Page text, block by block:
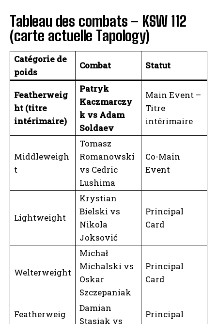
Tableau des combats – KSW 112
(carte actuelle Tapology)
Catégorie de
poids
Combat Statut
Featherweig
ht (titre
intérimaire)
Patryk
Kaczmarczy
k vs Adam
Soldaev
Main Event –
Titre
intérimaire
Middleweigh
t
Tomasz
Romanowski
vs Cedric
Lushima
Co-Main
Event
Lightweight
Krystian
Bielski vs
Nikola
Joksović
Principal
Card
Welterweight
Michał
Michalski vs
Oskar
Szczepaniak
Principal
Card
Featherweig
Damian
Stasiak vs
Principal